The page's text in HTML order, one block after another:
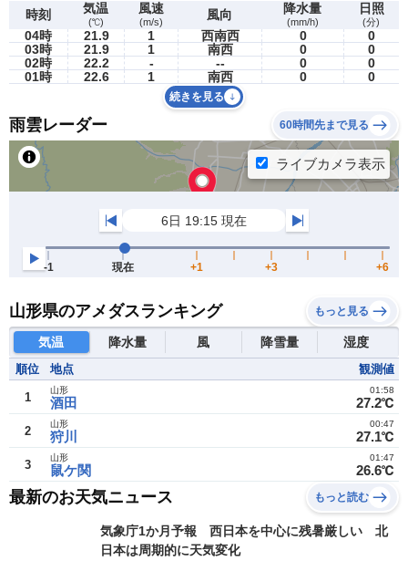
時刻 気温
(℃)
風速
(m/s) 風向 降水量
(mm/h)
日照
(分)
04時 21.9 1 西南西 0
0
03時
21.9 1 南西 0
0
02時
22.2 - -- 0
0
01時
22.6 1 南西 0 0
続きを見る
雨雲レーダー 60時間先まで見る
山形県のアメダスランキング もっと見る
気温 降水量 風 降雪量 湿度
順位 地点 観測値
1 酒田
山形
27.2℃
01:58
2 狩川
山形
27.1℃
00:47
3 鼠ケ関
山形
26.6℃
01:47
最新のお天気ニュース もっと読む
気象庁1か月予報 西日本を中心に残暑厳しい 北
日本は周期的に天気変化